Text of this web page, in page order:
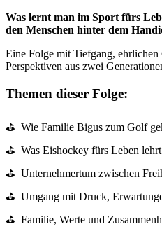
Was lernt man im Sport fürs
den Menschen hinter dem
Eine Folge mit Tiefgang, ehrlichen
Perspektiven aus zwei
Themen dieser Folge:
⛳ Wie Familie Bigus zum Golf
⛳ Was Eishockey fürs Leben lehrt
⛳ Unternehmertum zwischen
⛳ Umgang mit Druck,
⛳ Familie, Werte und